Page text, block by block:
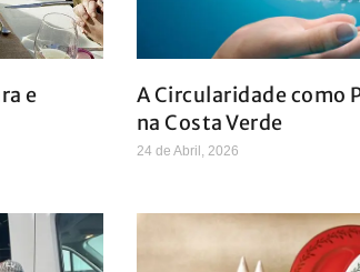
e
A Circularidade como
na Costa Verde
24 de Abril, 2026